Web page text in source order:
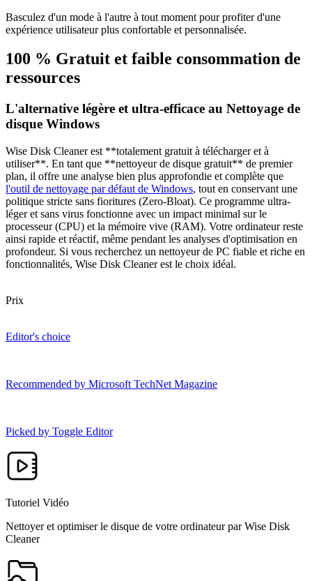
Basculez d'un mode à l'autre à tout moment pour profiter d'une
expérience utilisateur plus confortable et personnalisée.
100 % Gratuit et faible consommation de
ressources
L'alternative légère et ultra-efficace au Nettoyage de
disque Windows
Wise Disk Cleaner est **totalement gratuit à télécharger et à
utiliser**. En tant que **nettoyeur de disque gratuit** de premier
plan, il offre une analyse bien plus approfondie et complète que
l'outil de nettoyage par défaut de Windows, tout en conservant une
politique stricte sans fioritures (Zero-Bloat). Ce programme ultra-
léger et sans virus fonctionne avec un impact minimal sur le
processeur (CPU) et la mémoire vive (RAM). Votre ordinateur reste
ainsi rapide et réactif, même pendant les analyses d'optimisation en
profondeur. Si vous recherchez un nettoyeur de PC fiable et riche en
fonctionnalités, Wise Disk Cleaner est le choix idéal.
Prix
Editor's choice
Recommended by Microsoft TechNet Magazine
Picked by Toggle Editor
Tutoriel Vidéo
Nettoyer et optimiser le disque de votre ordinateur par Wise Disk
Cleaner